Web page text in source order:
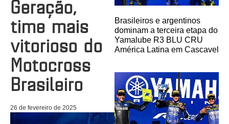
Geração,
time mais
vitorioso do
Motocross
Brasileiro
26 de fevereiro de 2025
Brasileiros e argentinos
dominam a terceira etapa do
Yamalube R3 BLU CRU
América Latina em Cascavel